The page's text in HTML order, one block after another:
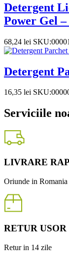
Detergent
Power Gel
68,24 lei
Detergent
16,35 lei
Serviciile
LIVRARE
Oriunde in Romania
RETUR USOR
Retur in 14 zile